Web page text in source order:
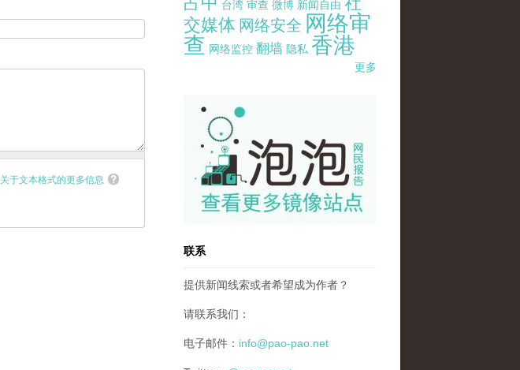
关于文本格式的更多信息
台湾 审查 微博 新闻自由
交媒体 网络安全 网络审
查 网络监控 翻墙 隐私 香港
更多
pao-pao-banner-mirror-site-120814.jpg
联系
提供新闻线索或者希望成为作者？
请联系我们：
电子邮件： info@pao-pao.net